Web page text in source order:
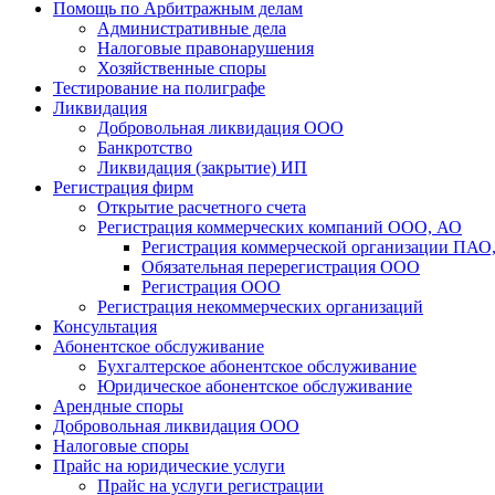
Помощь по Арбитражным делам
Административные дела
Налоговые правонарушения
Хозяйственные споры
Тестирование на полиграфе
Ликвидация
Добровольная ликвидация ООО
Банкротство
Ликвидация (закрытие) ИП
Регистрация фирм
Открытие расчетного счета
Регистрация коммерческих компаний ООО, АО
Регистрация коммерческой организации
Обязательная перерегистрация ООО
Регистрация ООО
Регистрация некоммерческих организаций
Консультация
Абонентское обслуживание
Бухгалтерское абонентское обслуживание
Юридическое абонентское обслуживание
Арендные споры
Добровольная ликвидация ООО
Налоговые споры
Прайс на юридические услуги
Прайс на услуги регистрации